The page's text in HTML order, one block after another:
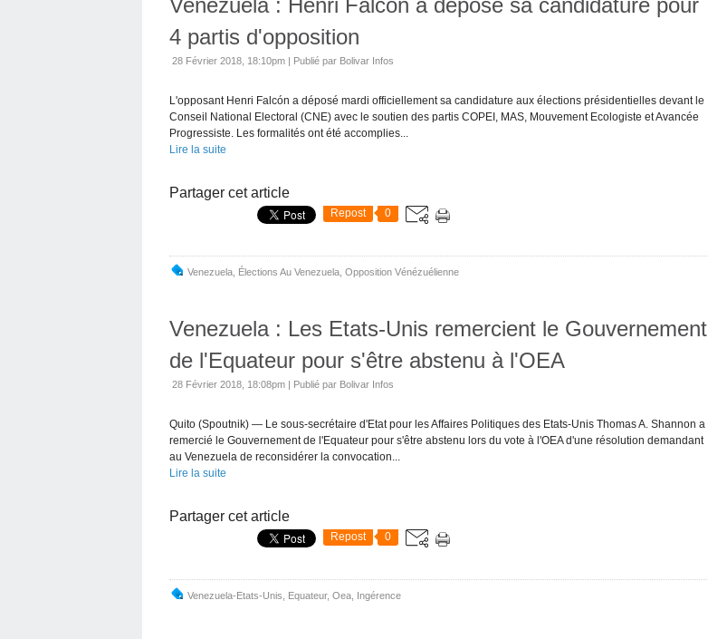
Venezuela : Henri Falcón a déposé sa candidature pour
4 partis d'opposition
28 Février 2018, 18:10pm | Publié par Bolivar Infos
L'opposant Henri Falcón a déposé mardi officiellement sa candidature aux élections présidentielles devant le
Conseil National Electoral (CNE) avec le soutien des partis COPEI, MAS, Mouvement Ecologiste et Avancée
Progressiste. Les formalités ont été accomplies...
Lire la suite
Partager cet article
Repost 0
Venezuela Élections Au Venezuela Opposition Vénézuélienne
Venezuela : Les Etats-Unis remercient le Gouvernement
de l'Equateur pour s'être abstenu à l'OEA
28 Février 2018, 18:08pm | Publié par Bolivar Infos
Quito (Spoutnik) — Le sous-secrétaire d'Etat pour les Affaires Politiques des Etats-Unis Thomas A. Shannon a
remercié le Gouvernement de l'Equateur pour s'être abstenu lors du vote à l'OEA d'une résolution demandant
au Venezuela de reconsidérer la convocation...
Lire la suite
Partager cet article
Repost 0
Venezuela-Etats-Unis Equateur, Oea Ingérence